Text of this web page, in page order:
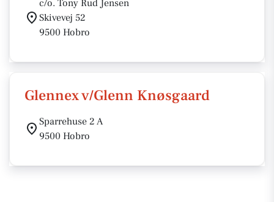
c/o. Tony Rud Jensen
Skivevej 52
9500 Hobro
Glennex v/Glenn Knøsgaard
Sparrehuse 2 A
9500 Hobro